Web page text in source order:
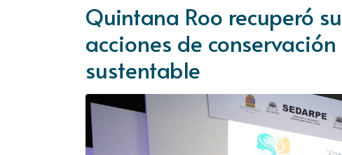
Quintana Roo recuperó
acciones de
sustentable